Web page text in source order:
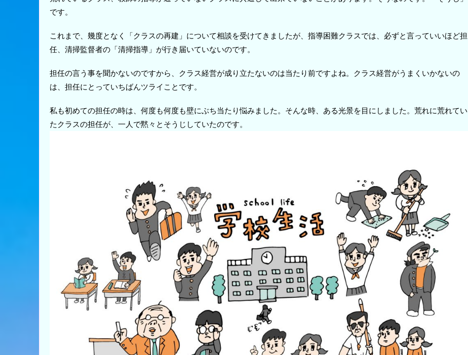
です。
これまで、幾度となく「クラスの再建」について相談を受けてきましたが、指導困難クラスでは、必ずと言っていいほど担
任、清掃監督者の「清掃指導」が行き届いていないのです。
担任の言う事を聞かないのですから、クラス経営が成り立たないのは当たり前ですよね。クラス経営がうまくいかないの
は、担任にとっていちばんツライことです。
私も初めての担任の時は、何度も何度も壁にぶち当たり悩みました。そんな時、ある光景を目にしました。荒れに荒れてい
たクラスの担任が、一人で黙々とそうじしていたのです。